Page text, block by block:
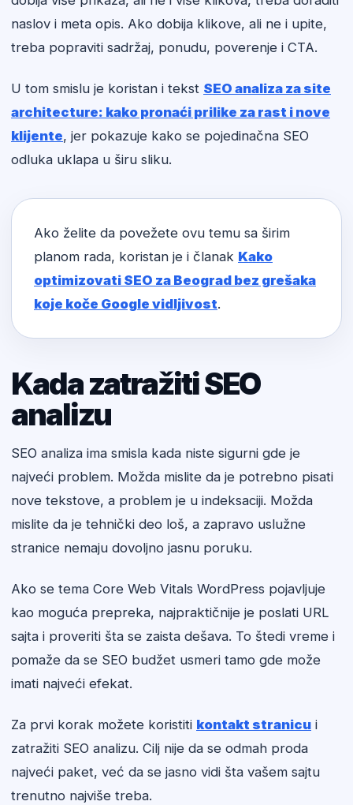
naslov i meta opis. Ako dobija klikove, ali ne i upite,
treba popraviti sadržaj, ponudu, poverenje i CTA.
U tom smislu je koristan i tekst SEO analiza za site
architecture: kako pronaći prilike za rast i nove
klijente, jer pokazuje kako se pojedinačna SEO
odluka uklapa u širu sliku.
Ako želite da povežete ovu temu sa širim
planom rada, koristan je i članak Kako
optimizovati SEO za Beograd bez grešaka
koje koče Google vidljivost.
Kada zatražiti SEO
analizu
SEO analiza ima smisla kada niste sigurni gde je
najveći problem. Možda mislite da je potrebno pisati
nove tekstove, a problem je u indeksaciji. Možda
mislite da je tehnički deo loš, a zapravo uslužne
stranice nemaju dovoljno jasnu poruku.
Ako se tema Core Web Vitals WordPress pojavljuje
kao moguća prepreka, najpraktičnije je poslati URL
sajta i proveriti šta se zaista dešava. To štedi vreme i
pomaže da se SEO budžet usmeri tamo gde može
imati najveći efekat.
Za prvi korak možete koristiti kontakt stranicu i
zatražiti SEO analizu. Cilj nije da se odmah proda
najveći paket, već da se jasno vidi šta vašem sajtu
trenutno najviše treba.